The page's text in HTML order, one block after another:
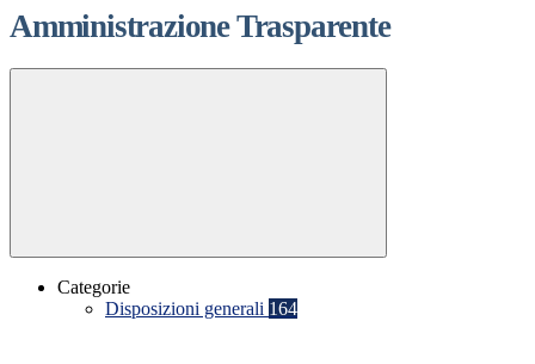
Amministrazione Trasparente
Categorie
Disposizioni generali 164